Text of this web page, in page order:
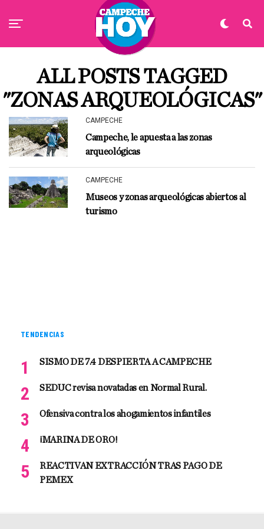
ALL POSTS TAGGED
"ZONAS ARQUEOLÓGICAS"
CAMPECHE
Campeche, le apuesta a las zonas
arqueológicas
CAMPECHE
Museos y zonas arqueológicas abiertos al
turismo
TENDENCIAS
SISMO DE 7.4 DESPIERTA A CAMPECHE
SEDUC revisa novatadas en Normal Rural.
Ofensiva contra los ahogamientos infantiles
¡MARINA DE ORO!
REACTIVAN EXTRACCIÓN TRAS PAGO DE
PEMEX